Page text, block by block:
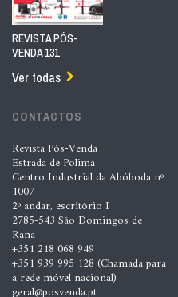
REVISTA PÓS-
VENDA 131
Ver todas
CONTACTOS
Revista Pós-Venda
Estrada de Polima
Centro Industrial da Abóboda nº
1007
2º andar, escritório I
2785-543 São Domingos de
Rana
+351 218 068 949
+351 939 995 128 (Chamada para
a rede móvel nacional)
geral@posvenda.pt